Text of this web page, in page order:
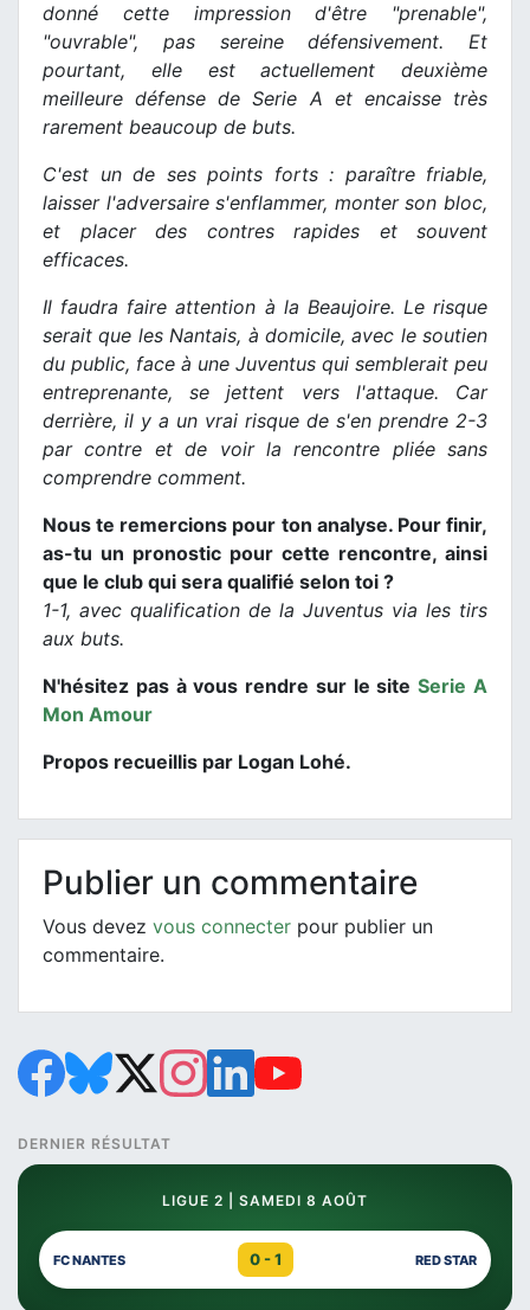
donné cette impression d'être "prenable",
"ouvrable", pas sereine défensivement. Et
pourtant, elle est actuellement deuxième
meilleure défense de Serie A et encaisse très
rarement beaucoup de buts.
C'est un de ses points forts : paraître friable,
laisser l'adversaire s'enflammer, monter son bloc,
et placer des contres rapides et souvent
efficaces.
Il faudra faire attention à la Beaujoire. Le risque
serait que les Nantais, à domicile, avec le soutien
du public, face à une Juventus qui semblerait peu
entreprenante, se jettent vers l'attaque. Car
derrière, il y a un vrai risque de s'en prendre 2-3
par contre et de voir la rencontre pliée sans
comprendre comment.
Nous te remercions pour ton analyse. Pour finir,
as-tu un pronostic pour cette rencontre, ainsi
que le club qui sera qualifié selon toi ?
1-1, avec qualification de la Juventus via les tirs
aux buts.
N'hésitez pas à vous rendre sur le siteSerie A
Mon Amour
Propos recueillis par Logan Lohé.
Publier un commentaire
Vous devez vous connecter pour publier un
commentaire.
DERNIER RÉSULTAT
LIGUE 2 | SAMEDI 8 AOÛT
FC NANTES 0 - 1 RED STAR